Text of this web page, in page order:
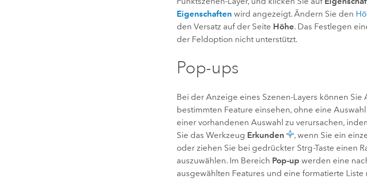
Eigenschaften wird angezeigt. Ändern Sie den
den Versatz auf der Seite Höhe. Das Festlegen
der Feldoption nicht unterstützt.
Pop-ups
Bei der Anzeige eines Szenen-Layers können
bestimmten Feature einsehen, ohne eine
einer vorhandenen Auswahl zu verursachen,
Sie das Werkzeug Erkunden
, wenn Sie ein
oder ziehen Sie bei gedrückter Strg-Taste einen
auszuwählen. Im Bereich Pop-up werden eine
ausgewählten Features und eine formatierte